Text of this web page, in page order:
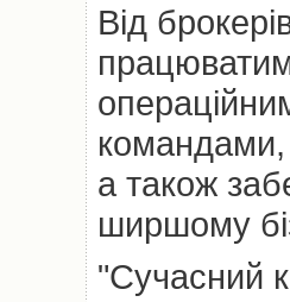
Від
а також
ширшому
"Сучасний